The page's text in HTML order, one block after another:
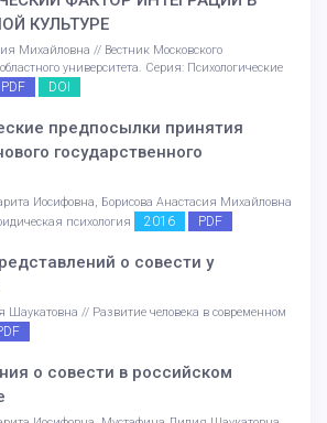
КУЛЬТУРЕ
Михайловна // Вестник Московского
университета. Серия: Психологические
PDF DOI
предпосылки принятия
государственного
Иосифовна, Борисова Анастасия Михайловна
психология
2016 PDF
о совести у
// Развитие человека в современном
о совести в российском